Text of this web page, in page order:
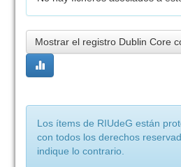
Mostrar el registro Dublin Core
Los ítems de RIUdeG están
con todos los derechos
indique lo contrario.